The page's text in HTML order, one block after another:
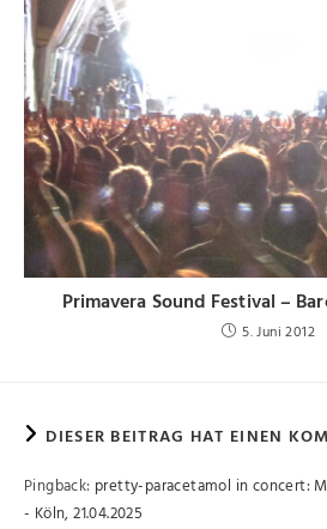
Primavera Sound Festival –
5. Juni 2012
DIESER BEITRAG HAT EINEN
Pingback: pretty-paracetamol in concert:
- Köln, 21.04.2025